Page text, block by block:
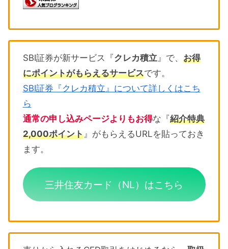
SBI証券が新サービス『クレカ積立』で、 お得
にポイントがもらえるサービスです。
SBI証券『クレカ積立』について詳しくはこち
ら
通常の申し込みページよりもお得な『紹介特典
2,000ポイント』がもらえるURLを貼っておき
ます。
三井住友カード（NL）はこちら